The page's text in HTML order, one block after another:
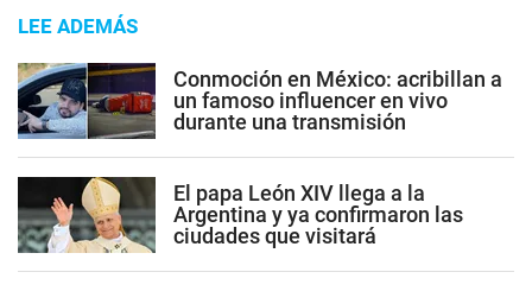
LEE ADEMÁS
Conmoción en México: acribillan a
un famoso influencer en vivo
durante una transmisión
El papa León XIV llega a la
Argentina y ya confirmaron las
ciudades que visitará